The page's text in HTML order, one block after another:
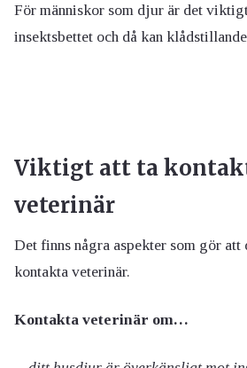
För människor som djur är det
insektsbettet och då kan
Viktigt att ta
veterinär
Det finns några aspekter som gör att
kontakta veterinär.
Kontakta veterinär om…